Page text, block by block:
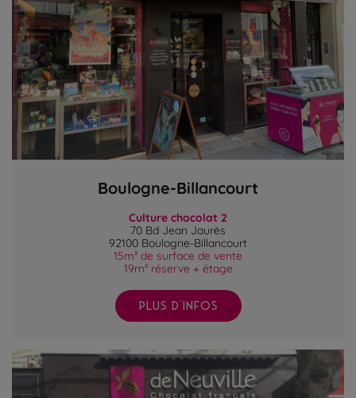
Boulogne-Billancourt
Culture chocolat 2
70 Bd Jean Jaurès
92100 Boulogne-Billancourt
15m² de surface de vente
19m² réserve + étage
PLUS D'INFOS